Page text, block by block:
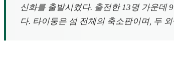
신화를 출발시켰다. 출전한 13명 가운데
다. 타이둥은 섬 전체의 축소판이며, 두